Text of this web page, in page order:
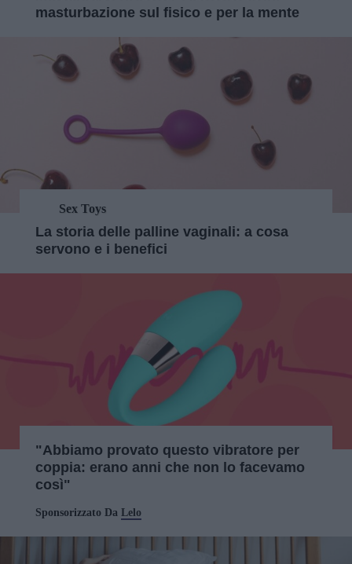
masturbazione sul fisico e per la mente
Sex Toys
La storia delle palline vaginali: a cosa
servono e i benefici
"Abbiamo provato questo vibratore per
coppia: erano anni che non lo facevamo
così"
Sponsorizzato Da Lelo